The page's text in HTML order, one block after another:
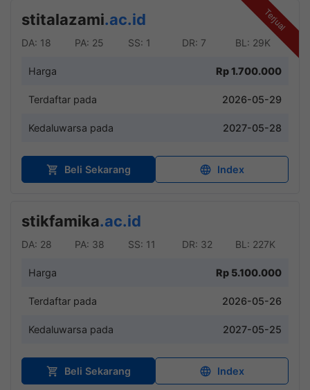
Terjual
stitalazami.ac.id
DA: 18 PA: 25 SS: 1 DR: 7 BL: 29K
Harga Rp 1.700.000
Terdaftar pada 2026-05-29
Kedaluwarsa pada 2027-05-28
Beli Sekarang Index
stikfamika.ac.id
DA: 28 PA: 38 SS: 11 DR: 32 BL: 227K
Harga Rp 5.100.000
Terdaftar pada 2026-05-26
Kedaluwarsa pada 2027-05-25
Beli Sekarang Index